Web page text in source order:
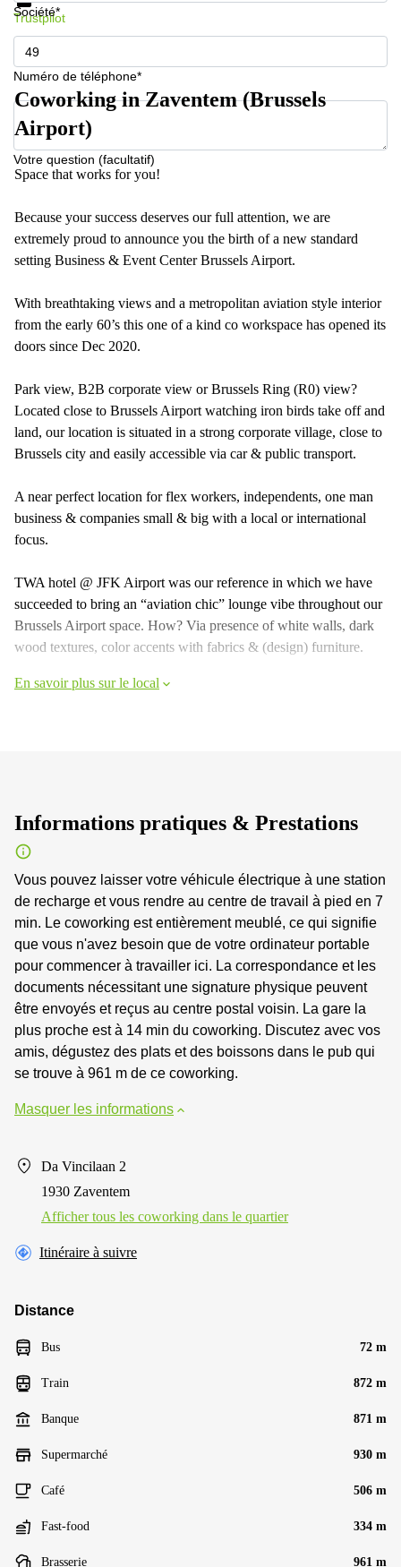
Société*
Numéro de téléphone*
Votre question (facultatif)
Trustpilot
Coworking in Zaventem (Brussels
Airport)
Space that works for you!
Because your success deserves our full attention, we are
extremely proud to announce you the birth of a new standard
setting Business & Event Center Brussels Airport.
With breathtaking views and a metropolitan aviation style interior
from the early 60’s this one of a kind co workspace has opened its
doors since Dec 2020.
Park view, B2B corporate view or Brussels Ring (R0) view?
Located close to Brussels Airport watching iron birds take off and
land, our location is situated in a strong corporate village, close to
Brussels city and easily accessible via car & public transport.
A near perfect location for flex workers, independents, one man
business & companies small & big with a local or international
focus.
TWA hotel @ JFK Airport was our reference in which we have
succeeded to bring an “aviation chic” lounge vibe throughout our
Brussels Airport space. How? Via presence of white walls, dark
wood textures, color accents with fabrics & (design) furniture.
En savoir plus sur le local
Informations pratiques & Prestations
Vous pouvez laisser votre véhicule électrique à une station
de recharge et vous rendre au centre de travail à pied en 7
min. Le coworking est entièrement meublé, ce qui signifie
que vous n'avez besoin que de votre ordinateur portable
pour commencer à travailler ici. La correspondance et les
documents nécessitant une signature physique peuvent
être envoyés et reçus au centre postal voisin. La gare la
plus proche est à 14 min du coworking. Discutez avec vos
amis, dégustez des plats et des boissons dans le pub qui
se trouve à 961 m de ce coworking.
Masquer les informations
Da Vincilaan 2
1930 Zaventem
Afficher tous les сoworking dans le quartier
Itinéraire à suivre
Distance
Bus 72 m
Train 872 m
Banque 871 m
Supermarché 930 m
Café 506 m
Fast-food 334 m
Brasserie 961 m